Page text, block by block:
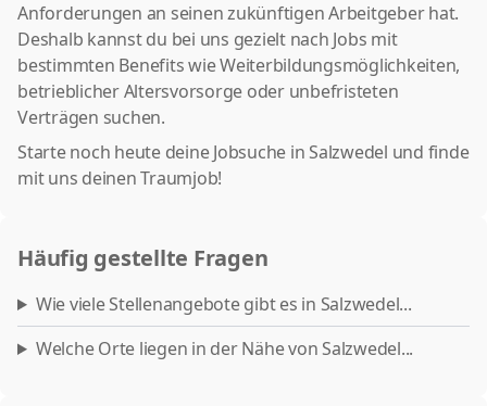
Anforderungen an seinen zukünftigen Arbeitgeber hat.
Deshalb kannst du bei uns gezielt nach Jobs mit
bestimmten Benefits wie Weiterbildungsmöglichkeiten,
betrieblicher Altersvorsorge oder unbefristeten
Verträgen suchen.
Starte noch heute deine Jobsuche in Salzwedel und finde
mit uns deinen Traumjob!
Häufig gestellte Fragen
Wie viele Stellenangebote gibt es in Salzwedel...
Welche Orte liegen in der Nähe von Salzwedel...